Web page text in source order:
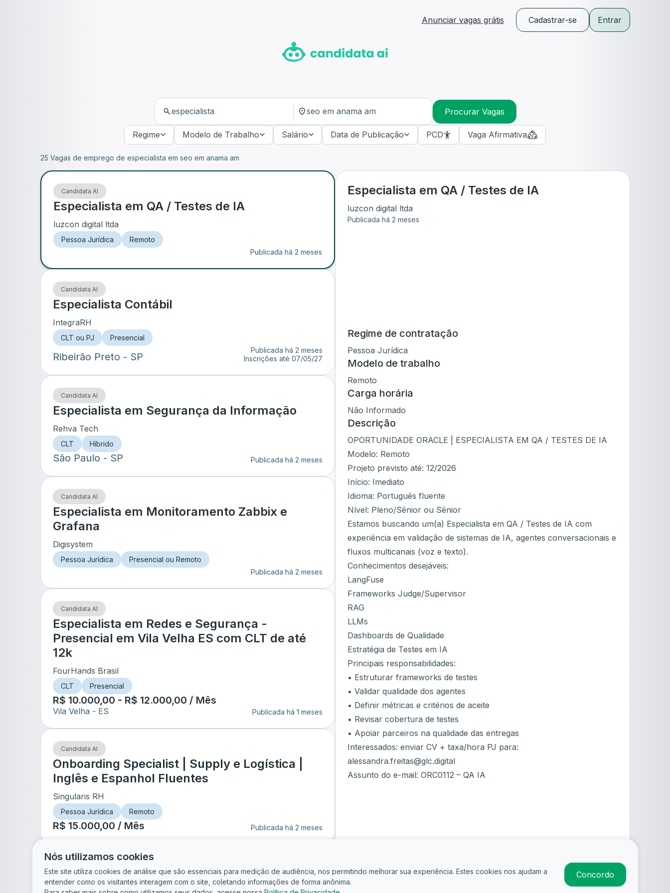
Anunciar vagas grátis Cadastrar-se Entrar
Procurar Vagas
Regime Modelo de Trabalho Salário Data de Publicação PCD Vaga Afirmativa
Especialista em QA / Testes de IA
luzcon digital ltda
Publicada há 2 meses
Regime de contratação
Pessoa Jurídica
Modelo de trabalho
Remoto
Carga horária
Não Informado
Descrição
OPORTUNIDADE ORACLE | ESPECIALISTA EM QA / TESTES DE IA
Modelo: Remoto
Projeto previsto até: 12/2026
Início: Imediato
Idioma: Português fluente
Nível: Pleno/Sênior ou Sênior
Estamos buscando um(a) Especialista em QA / Testes de IA com
experiência em validação de sistemas de IA, agentes conversacionais e
fluxos multicanais (voz e texto).
Conhecimentos desejáveis:
LangFuse
Frameworks Judge/Supervisor
RAG
LLMs
Dashboards de Qualidade
Estratégia de Testes em IA
Principais responsabilidades:
• Estruturar frameworks de testes
• Validar qualidade dos agentes
• Definir métricas e critérios de aceite
• Revisar cobertura de testes
• Apoiar parceiros na qualidade das entregas
Interessados: enviar CV + taxa/hora PJ para:
alessandra.freitas@glc.digital
Assunto do e-mail: ORC0112 – QA IA
25 Vagas de emprego de especialista em seo em anama am
Candidata AI
Especialista em QA / Testes de IA
luzcon digital ltda
Pessoa Jurídica
Remoto
Publicada há 2 meses
Candidata AI
Especialista Contábil
IntegraRH
CLT ou PJ Presencial
Ribeirão Preto - SP
Publicada há 2 meses
Inscrições até 07/05/27
Candidata AI
Especialista em Segurança da Informação
Rehva Tech
CLT Híbrido
São Paulo - SP Publicada há 2 meses
Candidata AI
Especialista em Monitoramento Zabbix e
Grafana
Digisystem
Pessoa Jurídica
Presencial ou Remoto
Publicada há 2 meses
Candidata AI
Especialista em Redes e Segurança -
Presencial em Vila Velha ES com CLT de até
12k
FourHands Brasil
CLT Presencial
R$ 10.000,00 - R$ 12.000,00 / Mês
Vila Velha - ES Publicada há 1 meses
Candidata AI
Onboarding Specialist | Supply e Logística |
Inglês e Espanhol Fluentes
Singularis RH
Pessoa Jurídica Remoto
R$ 15.000,00 / Mês Publicada há 2 meses
Nós utilizamos cookies
Este site utiliza cookies de análise que são essenciais para medição de audiência, nos permitindo melhorar sua experiência. Estes cookies nos ajudam a
entender como os visitantes interagem com o site, coletando informações de forma anônima.
Concordo